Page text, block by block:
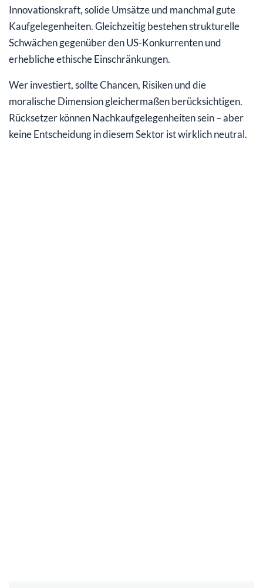
Innovationskraft, solide Umsätze und manchmal gute
Kaufgelegenheiten. Gleichzeitig bestehen strukturelle
Schwächen gegenüber den US-Konkurrenten und
erhebliche ethische Einschränkungen.
Wer investiert, sollte Chancen, Risiken und die
moralische Dimension gleichermaßen berücksichtigen.
Rücksetzer können Nachkaufgelegenheiten sein – aber
keine Entscheidung in diesem Sektor ist wirklich neutral.